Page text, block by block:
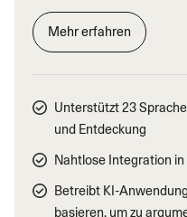
Mehr erfahren
Unterstützt 23
und Entdeckung
Nahtlose Integration
Betreibt KI-
basieren, um zu